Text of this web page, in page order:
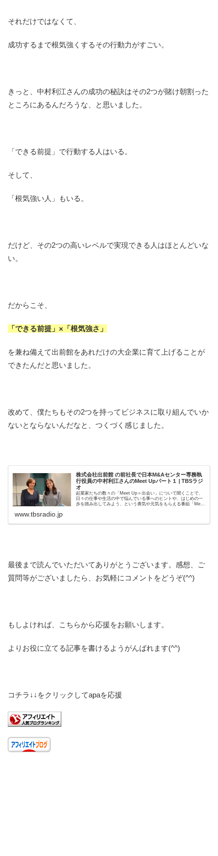
それだけではなくて、
成功するまで根気強くするその行動力がすごい。
きっと、中村利江さんの成功の秘訣はその2つが賭け朝割った
ところにあるんだろうな、と思いました。
「できる前提」で行動する人はいる。
そして、
「根気強い人」もいる。
だけど、その2つの高いレベルで実現できる人はほとんどいな
い。
だからこそ、
「できる前提」×「根気強さ」
を兼ね備えて出前館をあれだけの大企業に育て上げることが
できたんだと思いました。
改めて、僕たちもその2つを持ってビジネスに取り組んでいか
ないとならないんだなと、つくづく感じました。
株式会社出前館 の前社長で日本M&Aセンター専務執
行役員の中村利江さんのMeet Upパート１ | TBSラジ
オ
起業家たちの数々の「Meet Up＝出会い」について聞くことで、
日々の仕事や生活の中で悩んでいる事へのヒントや、はじめの一
歩を踏み出してみよう、という勇気や元気をもらえる番組「Meet
www.tbsradio.jp
最後まで読んでいただいてありがとうございます。感想、ご
質問等がございましたら、お気軽にコメントをどうぞ(^^)
もしよければ、こちらから応援をお願いします。
よりお役に立てる記事を書けるようがんばれます(^^)
コチラ↓↓をクリックしてapaを応援